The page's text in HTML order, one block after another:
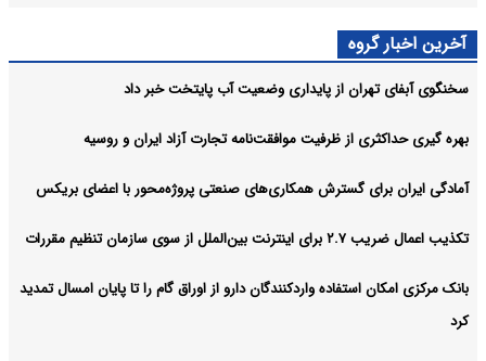
آخرین اخبار گروه
سخنگوی آبفای تهران از پایداری وضعیت آب پایتخت خبر داد
بهره گیری حداکثری از ظرفیت موافقت‌نامه تجارت آزاد ایران و روسیه
آمادگی ایران برای گسترش همکاری‌های صنعتی پروژه‌محور با اعضای بریکس
تکذیب اعمال ضریب ۲.۷ برای اینترنت بین‌الملل از سوی سازمان تنظیم مقررات
بانک مرکزی امکان استفاده واردکنندگان دارو از اوراق گام را تا پایان امسال تمدید
کرد